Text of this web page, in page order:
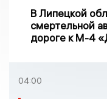
В Липецкой
смертельной
дороге к М-4
04:00